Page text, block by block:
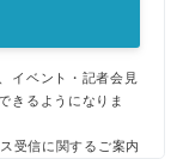
イベント・記者会見
きるようになりま
受信に関するご案内